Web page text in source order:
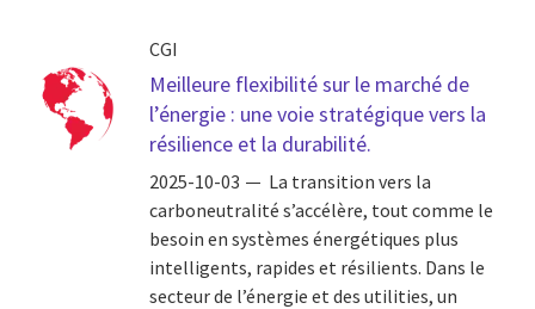
CGI
Meilleure flexibilité sur le marché de
l’énergie : une voie stratégique vers la
résilience et la durabilité.
2025-10-03
La transition vers la
carboneutralité s’accélère, tout comme le
besoin en systèmes énergétiques plus
intelligents, rapides et résilients. Dans le
secteur de l’énergie et des utilities, un